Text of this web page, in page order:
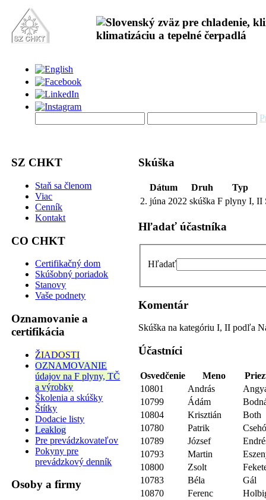
SZ CHKT
Staň sa členom
Viac
Cenník
Kontakt
CO CHKT
Certifikačný dom
Skúšobný poriadok
Stanovy
Vaše podnety
Oznamovanie a
certifikácia
ŽIADOSTI
OZNAMOVANIE
údajov na F plyny, TČ
a výrobky
Školenia a skúšky
Štítky
Dodacie listy
Leaklog
Pre prevádzkovateľov
Pokyny pre
prevádzkový denník
Osoby a firmy
Skúška
Dátum Druh
Typ
2. júna 2022 skúška F plyny I, II
Hľadať účastníka
Hľadať
Komentár
Skúška na kategóriu I, II podľa
Účastníci
Osvedčenie Meno
10801
András
10799
Ádám
10804
Krisztián
Both
10780
Patrik
10789
József
10793
Martin
10800
Zsolt
10783
Béla
Gál
10870
Ferenc